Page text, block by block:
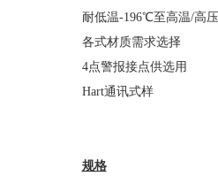
耐低温-196℃至高温/高
各式材质需求选择
4点警报接点供选用
Hart通讯式样
规格